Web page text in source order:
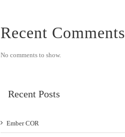
Recent Comments
No comments to show.
Recent Posts
Ember COR